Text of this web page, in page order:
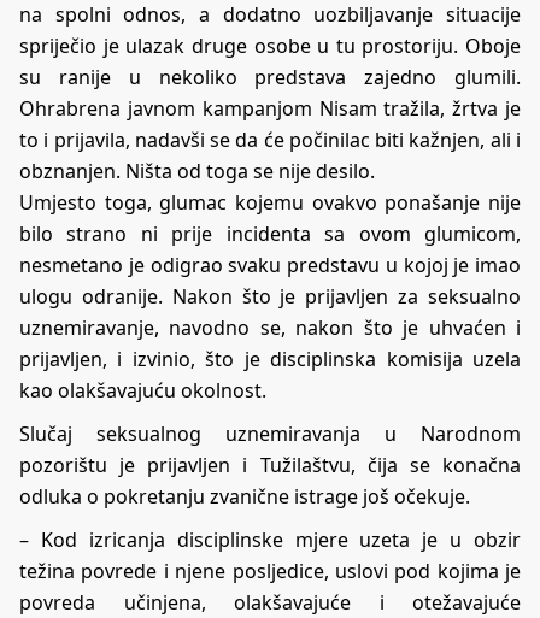
na spolni odnos, a dodatno uozbiljavanje situacije
spriječio je ulazak druge osobe u tu prostoriju. Oboje
su ranije u nekoliko predstava zajedno glumili.
Ohrabrena javnom kampanjom Nisam tražila, žrtva je
to i prijavila, nadavši se da će počinilac biti kažnjen, ali i
obznanjen. Ništa od toga se nije desilo.
Umjesto toga, glumac kojemu ovakvo ponašanje nije
bilo strano ni prije incidenta sa ovom glumicom,
nesmetano je odigrao svaku predstavu u kojoj je imao
ulogu odranije. Nakon što je prijavljen za seksualno
uznemiravanje, navodno se, nakon što je uhvaćen i
prijavljen, i izvinio, što je disciplinska komisija uzela
kao olakšavajuću okolnost.
Slučaj seksualnog uznemiravanja u Narodnom
pozorištu je prijavljen i Tužilaštvu, čija se konačna
odluka o pokretanju zvanične istrage još očekuje.
– Kod izricanja disciplinske mjere uzeta je u obzir
težina povrede i njene posljedice, uslovi pod kojima je
povreda učinjena, olakšavajuće i otežavajuće